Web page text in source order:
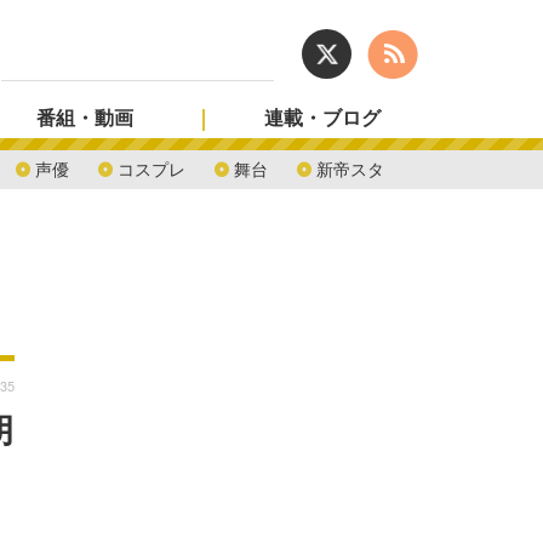
声優 コスプレ 舞台 新帝スタ
番組・動画 連載・ブログ